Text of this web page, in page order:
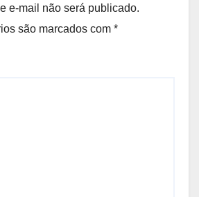
e-mail não será publicado.
são marcados com *